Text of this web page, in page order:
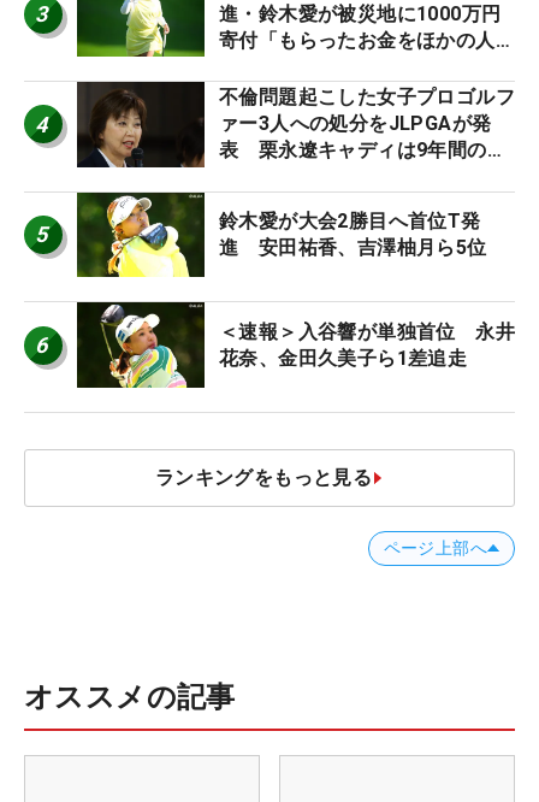
3
進・鈴木愛が被災地に1000万円
寄付「もらったお金をほかの人
4
不倫問題起こした女子プロゴルフ
ァー3人への処分をJLPGAが発
表 栗永遼キャディは9年間の立
5
鈴木愛が大会2勝目へ首位T発
進 安田祐香、吉澤柚月ら5位
6
＜速報＞入谷響が単独首位 永井
花奈、金田久美子ら1差追走
ランキングをもっと見る
ページ上部へ
オススメの記事